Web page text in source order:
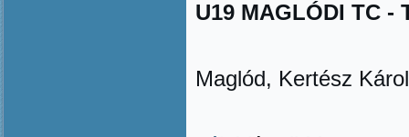
U19 MAGLÓDI TC -
Maglód, Kertész